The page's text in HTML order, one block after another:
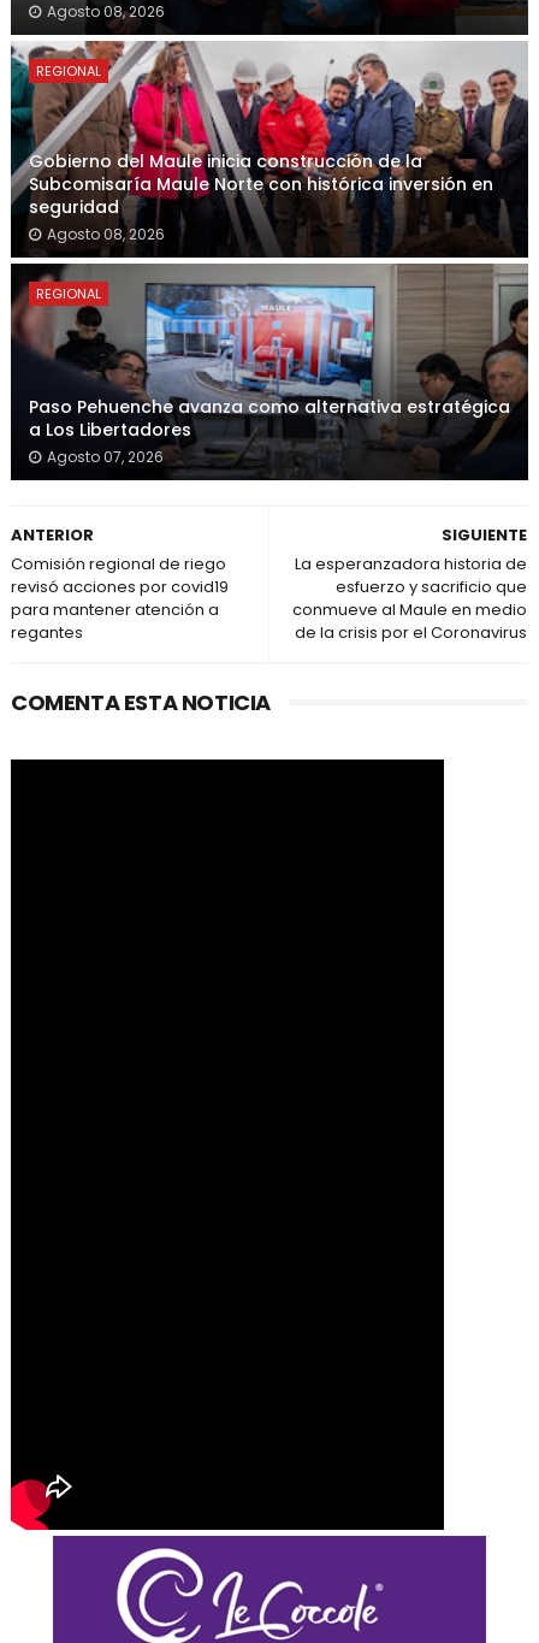
Agosto 08, 2026
REGIONAL
Gobierno del Maule inicia construcción de la
Subcomisaría Maule Norte con histórica inversión en
seguridad
Agosto 08, 2026
REGIONAL
Paso Pehuenche avanza como alternativa estratégica
a Los Libertadores
Agosto 07, 2026
SIGUIENTE
La esperanzadora historia de
esfuerzo y sacrificio que
conmueve al Maule en medio
de la crisis por el Coronavirus
ANTERIOR
Comisión regional de riego
revisó acciones por covid19
para mantener atención a
regantes
COMENTA ESTA NOTICIA